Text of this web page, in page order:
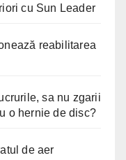
cu Sun Leader
reabilitarea
sa nu zgarii
o hernie de disc?
de aer